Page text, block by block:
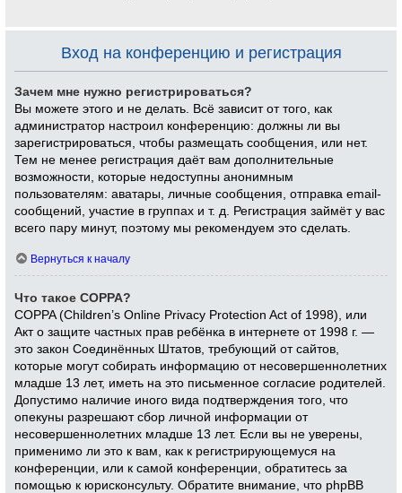
Вход на конференцию и регистрация
Зачем мне нужно регистрироваться?
Вы можете этого и не делать. Всё зависит от того, как
администратор настроил конференцию: должны ли вы
зарегистрироваться, чтобы размещать сообщения, или нет.
Тем не менее регистрация даёт вам дополнительные
возможности, которые недоступны анонимным
пользователям: аватары, личные сообщения, отправка email-
сообщений, участие в группах и т. д. Регистрация займёт у вас
всего пару минут, поэтому мы рекомендуем это сделать.
Вернуться к началу
Что такое COPPA?
COPPA (Children’s Online Privacy Protection Act of 1998), или
Акт о защите частных прав ребёнка в интернете от 1998 г. —
это закон Соединённых Штатов, требующий от сайтов,
которые могут собирать информацию от несовершеннолетних
младше 13 лет, иметь на это письменное согласие родителей.
Допустимо наличие иного вида подтверждения того, что
опекуны разрешают сбор личной информации от
несовершеннолетних младше 13 лет. Если вы не уверены,
применимо ли это к вам, как к регистрирующемуся на
конференции, или к самой конференции, обратитесь за
помощью к юрисконсульту. Обратите внимание, что phpBB